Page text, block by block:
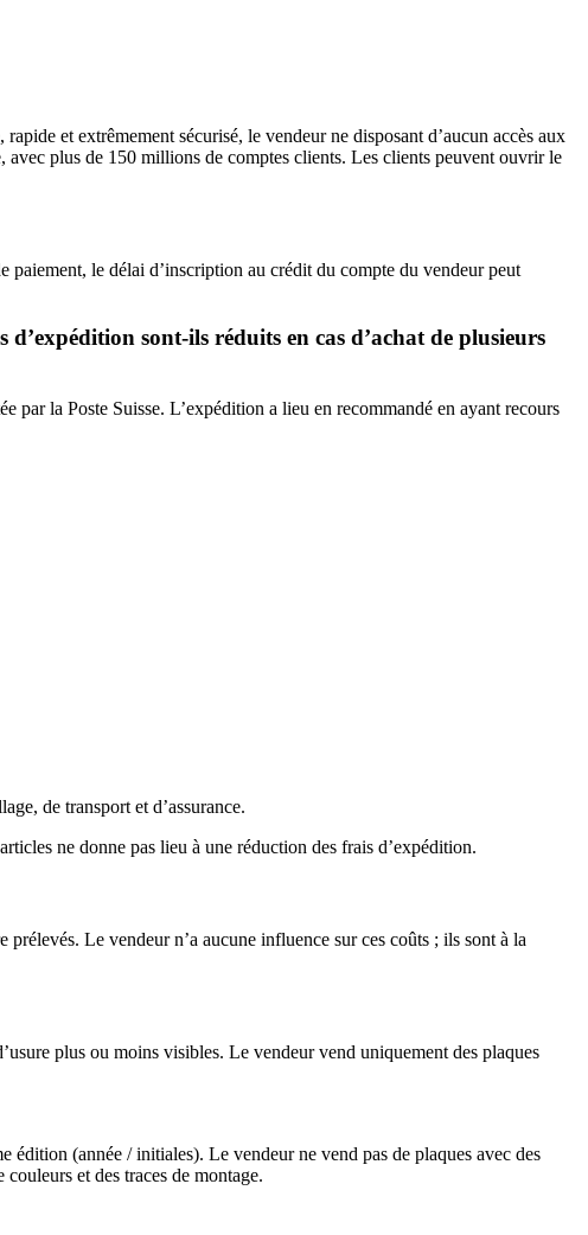
et extrêmement sécurisé, le vendeur ne disposant d’aucun accès aux
avec plus de 150 millions de comptes clients. Les clients peuvent ouvrir le
paiement, le délai d’inscription au crédit du compte du vendeur peut
sont-ils réduits en cas d’achat de plusieurs
la Poste Suisse. L’expédition a lieu en recommandé en ayant recours
de transport et d’assurance.
ne donne pas lieu à une réduction des frais d’expédition.
Le vendeur n’a aucune influence sur ces coûts ; ils sont à la
plus ou moins visibles. Le vendeur vend uniquement des plaques
(année / initiales). Le vendeur ne vend pas de plaques avec des
et des traces de montage.